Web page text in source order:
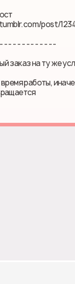
post/
- - - - - - - - - - - -
заказ на ту же
работы,